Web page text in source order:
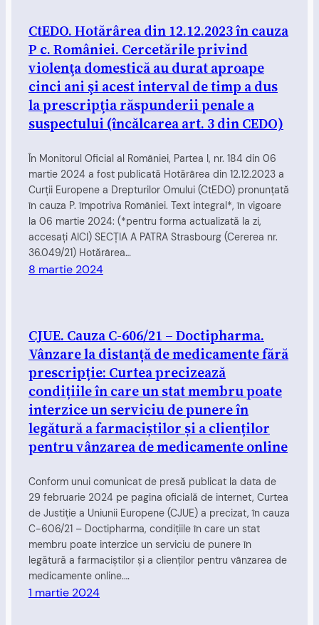
CtEDO. Hotărârea din 12.12.2023 în cauza
P c. României. Cercetările privind
violenţa domestică au durat aproape
cinci ani şi acest interval de timp a dus
la prescripţia răspunderii penale a
suspectului (încălcarea art. 3 din CEDO)
În Monitorul Oficial al României, Partea I, nr. 184 din 06
martie 2024 a fost publicată Hotărârea din 12.12.2023 a
Curții Europene a Drepturilor Omului (CtEDO) pronunțată
în cauza P. împotriva României. Text integral*, în vigoare
la 06 martie 2024: (*pentru forma actualizată la zi,
accesați AICI) SECŢIA A PATRA Strasbourg (Cererea nr.
36.049/21) Hotărârea…
8 martie 2024
CJUE. Cauza C-606/21 – Doctipharma.
Vânzare la distanță de medicamente fără
prescripție: Curtea precizează
condițiile în care un stat membru poate
interzice un serviciu de punere în
legătură a farmaciștilor și a clienților
pentru vânzarea de medicamente online
Conform unui comunicat de presă publicat la data de
29 februarie 2024 pe pagina oficială de internet, Curtea
de Justiție a Uniunii Europene (CJUE) a precizat, în cauza
C-606/21 – Doctipharma, condițiile în care un stat
membru poate interzice un serviciu de punere în
legătură a farmaciștilor și a clienților pentru vânzarea de
medicamente online.…
1 martie 2024